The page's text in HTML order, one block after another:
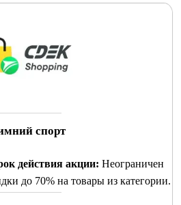
спорт
действия акции: Неограничен
до 70% на товары из категории.